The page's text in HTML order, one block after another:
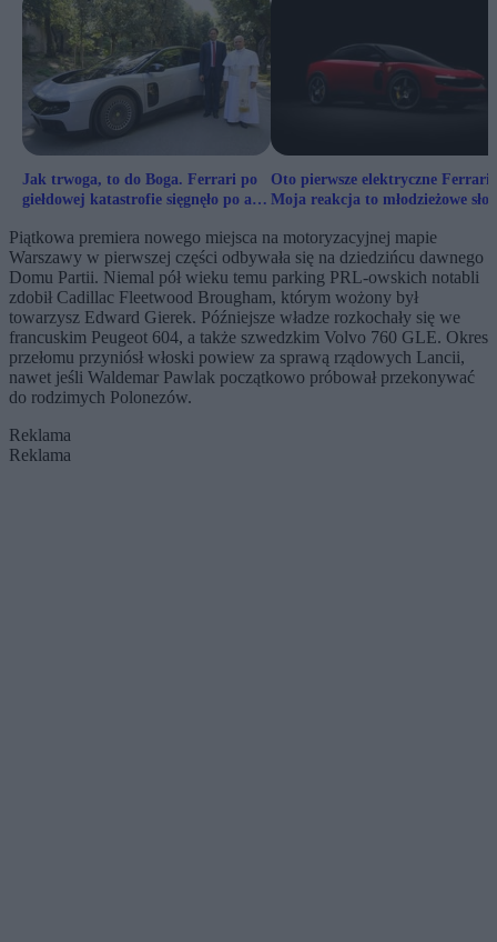
Jak trwoga, to do Boga. Ferrari po
giełdowej katastrofie sięgnęło po asa
Oto pierwsze elektryczne Ferrari.
Moja reakcja to młodzieżowe
Piątkowa premiera nowego miejsca na motoryzacyjnej mapie
Warszawy w pierwszej części odbywała się na dziedzińcu dawnego
Domu Partii. Niemal pół wieku temu parking PRL-owskich notabli
zdobił Cadillac Fleetwood Brougham, którym wożony był
towarzysz Edward Gierek. Późniejsze władze rozkochały się we
francuskim Peugeot 604, a także szwedzkim Volvo 760 GLE. Okres
przełomu przyniósł włoski powiew za sprawą rządowych Lancii,
nawet jeśli Waldemar Pawlak początkowo próbował przekonywać
do rodzimych Polonezów.
Reklama
Reklama